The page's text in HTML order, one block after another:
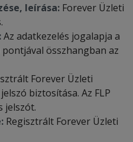
leírása: Forever Üzleti
Az adatkezelés jogalapja a
pontjával összhangban az
Forever Üzleti
biztosítása. Az FLP
jelszót.
Regisztrált Forever Üzleti